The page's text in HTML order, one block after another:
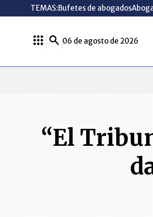
TEMAS:Bufetes de abogados
06 de agosto de 2026
“El